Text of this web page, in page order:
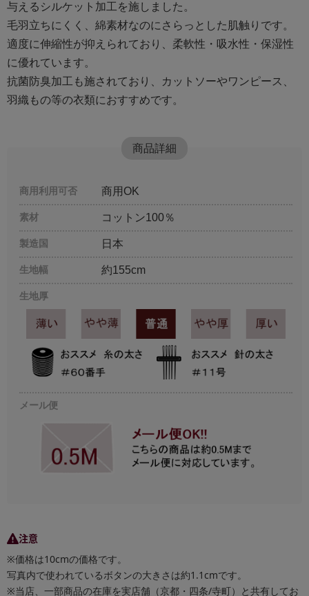
与えるシルケット加工を施しました。
毛羽立ちにくく、綿素材なのにさらっとした肌触りです。
適度に伸縮性が抑えられており、柔軟性・吸水性・保湿性
に優れています。
抗菌防臭加工も施されており、カットソーやワンピース、
羽織もの等の衣類におすすめです。
商品詳細
商用利用可否 商用OK
素材 コットン100％
製造国 日本
生地幅 約155cm
生地厚
メール便
注意
※価格は10cmの価格です。
写真内で使われているボタンの大きさは約1.1cmです。
※当店、一部商品の在庫を実店舗（京都・四条/寺町）と共有してお